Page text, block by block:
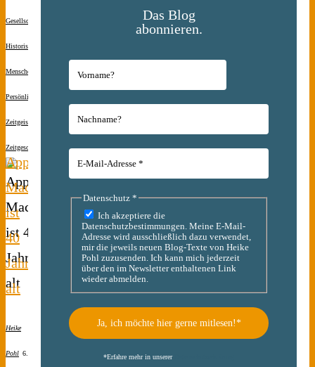
Gesellschaft
Historisches
Menschen(s)kinder
Persönliches
Zeitgeist
Zeitgeschichte
Apple
Mac
ist
40
Jahre
alt
Heike
Pohl 6.
Das Blog
abonnieren.
Datenschutz *
Ich akzeptiere die
Datenschutzbestimmungen. Meine E-Mail-
Adresse wird ausschließlich dazu verwendet,
mir die jeweils neuen Blog-Texte von Heike
Pohl zuzusenden. Ich kann mich jederzeit
über den im Newsletter enthaltenen Link
wieder abmelden.
*Erfahre mehr in unserer